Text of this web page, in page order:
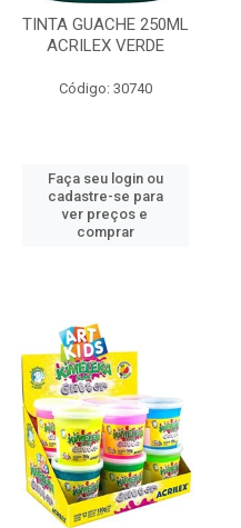
TINTA GUACHE 250ML
ACRILEX VERDE
Código: 30740
Faça seu login ou
cadastre-se para
ver preços e
comprar